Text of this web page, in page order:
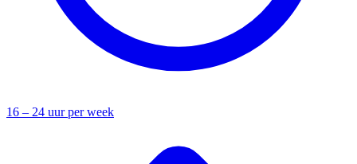
16 – 24 uur per week